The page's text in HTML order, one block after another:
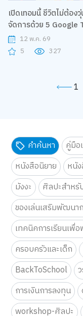
เปิดเทอมนี้ ชีวิตไม่ต้อง
จัดการด้วย 5 Google
12 พ.ค. 69
5
327
1
คำค้นหา คู่มือ
หนังสือนิยาย
หนั
มังงะ
ศิลปะสำหรั
ของเล่นเสริมพัฒนา
เทคนิคการเรียนเพื่
ครอบครัวและเด็ก
BackToSchool
การเงินการลงทุน
workshop-ศิลปะ